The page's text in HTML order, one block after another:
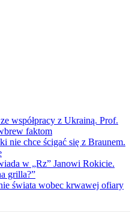
współpracy z Ukrainą. Prof.
faktom
nie chce ścigać się z Braunem.
w „Rz” Janowi Rokicie.
grilla?”
świata wobec krwawej ofiary